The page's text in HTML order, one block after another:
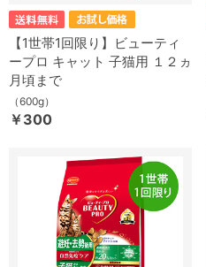
【1世帯1回限り】ビューティ
ープロ キャット 子猫用 １２ヵ
月頃まで
（600g）
￥300